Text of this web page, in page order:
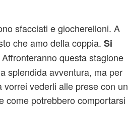
sfacciati e giocherelloni. A
che amo della coppia. Si
Affronteranno questa stagione
splendida avventura, ma per
vederli alle prese con un
come potrebbero comportarsi